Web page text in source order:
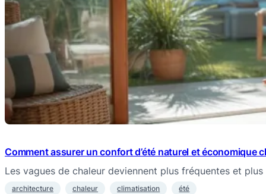
Comment assurer un confort d’été naturel et économique
Les vagues de chaleur deviennent plus fréquentes et
architecture chaleur climatisation
été